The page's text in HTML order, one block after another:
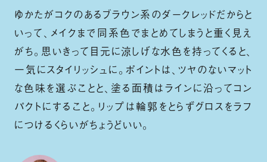
ゆかたがコクのあるブラウン系のダークレッドだからと
いって、メイクまで同系色でまとめてしまうと重く見え
がち。思いきって目元に涼しげな水色を持ってくると、
一気にスタイリッシュに。ポイントは、ツヤのないマット
な色味を選ぶことと、塗る面積はラインに沿ってコン
パクトにすること。リップは輪郭をとらずグロスをラフ
につけるくらいがちょうどいい。